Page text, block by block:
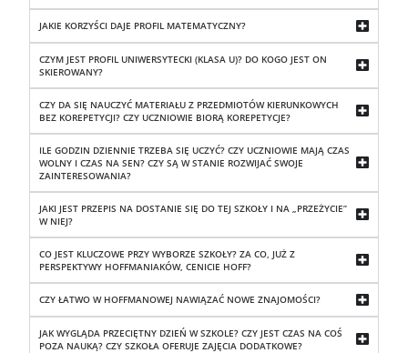
JAKIE KORZYŚCI DAJE PROFIL MATEMATYCZNY?
CZYM JEST PROFIL UNIWERSYTECKI (KLASA U)? DO KOGO JEST ON
SKIEROWANY?
CZY DA SIĘ NAUCZYĆ MATERIAŁU Z PRZEDMIOTÓW KIERUNKOWYCH
BEZ KOREPETYCJI? CZY UCZNIOWIE BIORĄ KOREPETYCJE?
ILE GODZIN DZIENNIE TRZEBA SIĘ UCZYĆ? CZY UCZNIOWIE MAJĄ CZAS
WOLNY I CZAS NA SEN? CZY SĄ W STANIE ROZWIJAĆ SWOJE
ZAINTERESOWANIA?
JAKI JEST PRZEPIS NA DOSTANIE SIĘ DO TEJ SZKOŁY I NA „PRZEŻYCIE”
W NIEJ?
CO JEST KLUCZOWE PRZY WYBORZE SZKOŁY? ZA CO, JUŻ Z
PERSPEKTYWY HOFFMANIAKÓW, CENICIE HOFF?
CZY ŁATWO W HOFFMANOWEJ NAWIĄZAĆ NOWE ZNAJOMOŚCI?
JAK WYGLĄDA PRZECIĘTNY DZIEŃ W SZKOLE? CZY JEST CZAS NA COŚ
POZA NAUKĄ? CZY SZKOŁA OFERUJE ZAJĘCIA DODATKOWE?